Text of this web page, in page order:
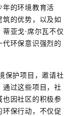
的环境教育活
的优势，以及如
亚戈·席尔瓦不仅
环保意识强烈的
保护项目，邀请社
通过这些项目，社
也因社区的积极参
保行动，不仅促